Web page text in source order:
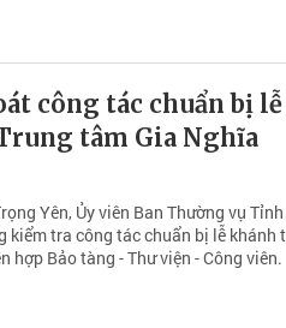
công tác chuẩn bị
tâm Gia Nghĩa
Yên, Ủy viên Ban Thường vụ
kiểm tra công tác chuẩn bị lễ khánh
hợp Bảo tàng - Thư viện - Công viên.